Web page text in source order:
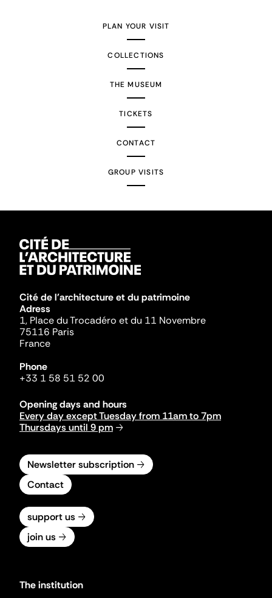
PLAN YOUR VISIT
COLLECTIONS
THE MUSEUM
TICKETS
CONTACT
GROUP VISITS
Cité de l'architecture et du patrimoine
Adress
1, Place du Trocadéro et du 11 Novembre
75116 Paris
France
Phone
+33 1 58 51 52 00
Opening days and hours
Every day except Tuesday from 11am to 7pm
Thursdays until 9 pm
Newsletter subscription
Contact
support us
join us
The institution